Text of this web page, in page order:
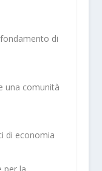
di
una comunità
di economia